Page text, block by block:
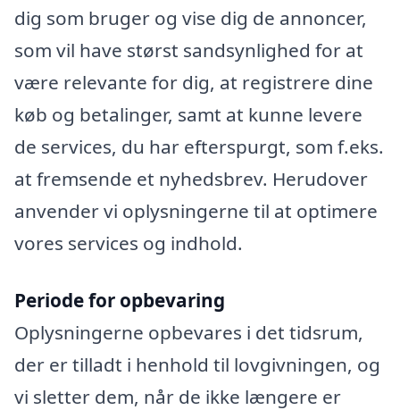
dig som bruger og vise dig de annoncer,
som vil have størst sandsynlighed for at
være relevante for dig, at registrere dine
køb og betalinger, samt at kunne levere
de services, du har efterspurgt, som f.eks.
at fremsende et nyhedsbrev. Herudover
anvender vi oplysningerne til at optimere
vores services og indhold.
Periode for opbevaring
Oplysningerne opbevares i det tidsrum,
der er tilladt i henhold til lovgivningen, og
vi sletter dem, når de ikke længere er